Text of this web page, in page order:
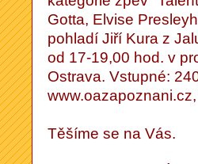
Gotta, Elvise
pohladí Jiří Kura z
od 17-19,00 hod. v
Ostrava. Vstupné:
Těšíme se na Vás.